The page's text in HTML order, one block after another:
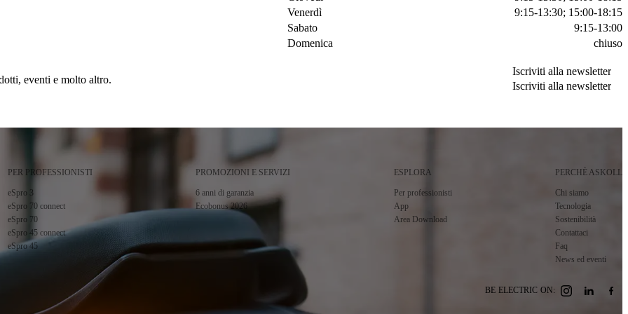
Venerdì
9:15-13:30; 15:00-18:15
Sabato
9:15-13:00
Domenica
chiuso
eventi e molto altro.
Iscriviti alla newsletter
Iscriviti alla newsletter
PER PROFESSIONISTI
eSpro 3
eSpro 70 connect
eSpro 70
eSpro 45 connect
eSpro 45
PROMOZIONI E SERVIZI
6 anni di garanzia
Ecobonus 2026
ESPLORA
Per professionisti
App
Area Download
PERCHÈ ASKOLL
Chi siamo
Tecnologia
Sostenibilità
Contattaci
Faq
News ed eventi
BE ELECTRIC ON: